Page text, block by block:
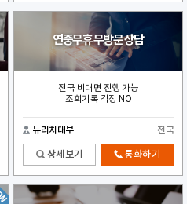
연중무휴 무방문 상담
전국 비대면 진행 가능
조회기록 걱정 NO
뉴리치대부 전국
상세보기 통화하기